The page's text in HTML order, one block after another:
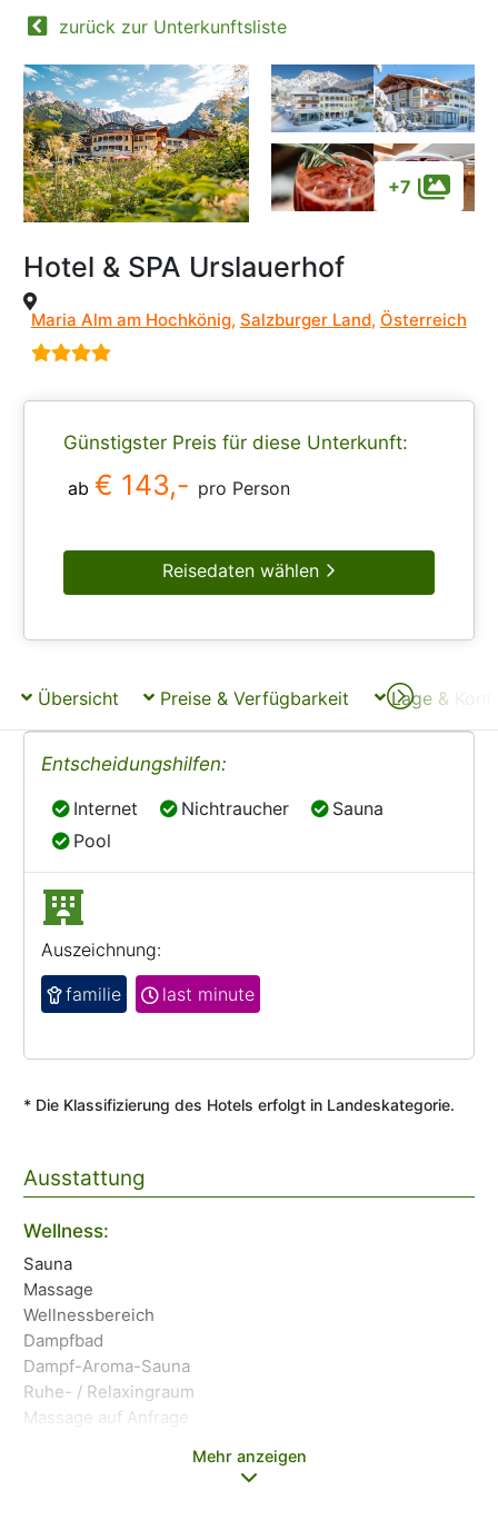
zurück zur Unterkunftsliste
+7
Hotel & SPA Urslauerhof
Maria Alm am Hochkönig, Salzburger Land, Österreich
Günstigster Preis für diese Unterkunft:
ab € 143,- pro Person
Reisedaten wählen
Übersicht Preise & Verfügbarkeit Lage &
Entscheidungshilfen:
Internet
Internet Nichtraucher
Nichtraucher Sauna
Sauna
Pool
Pool
Auszeichnung:
familie
last minute
* Die Klassifizierung des Hotels erfolgt in Landeskategorie.
Ausstattung
Wellness:
Sauna
Massage
Wellnessbereich
Dampfbad
Dampf-Aroma-Sauna
Ruhe- / Relaxingraum
Massage auf Anfrage
Mehr anzeigen